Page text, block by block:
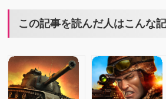
この記事を読んだ人はこんな